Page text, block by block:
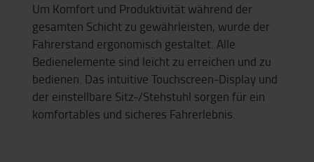
Um Komfort und Produktivität während der
gesamten Schicht zu gewährleisten, wurde der
Fahrerstand ergonomisch gestaltet. Alle
Bedienelemente sind leicht zu erreichen und zu
bedienen. Das intuitive Touchscreen-Display und
der einstellbare Sitz-/Stehstuhl sorgen für ein
komfortables und sicheres Fahrerlebnis.